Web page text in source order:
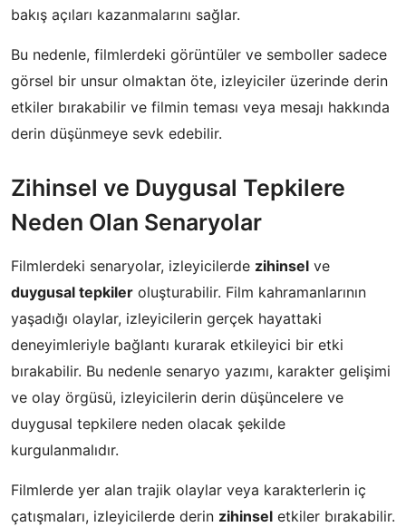
bakış açıları kazanmalarını sağlar.
Bu nedenle, filmlerdeki görüntüler ve semboller sadece
görsel bir unsur olmaktan öte, izleyiciler üzerinde derin
etkiler bırakabilir ve filmin teması veya mesajı hakkında
derin düşünmeye sevk edebilir.
Zihinsel ve Duygusal Tepkilere
Neden Olan Senaryolar
Filmlerdeki senaryolar, izleyicilerde zihinsel ve
duygusal tepkiler oluşturabilir. Film kahramanlarının
yaşadığı olaylar, izleyicilerin gerçek hayattaki
deneyimleriyle bağlantı kurarak etkileyici bir etki
bırakabilir. Bu nedenle senaryo yazımı, karakter gelişimi
ve olay örgüsü, izleyicilerin derin düşüncelere ve
duygusal tepkilere neden olacak şekilde
kurgulanmalıdır.
Filmlerde yer alan trajik olaylar veya karakterlerin iç
çatışmaları, izleyicilerde derin zihinsel etkiler bırakabilir.